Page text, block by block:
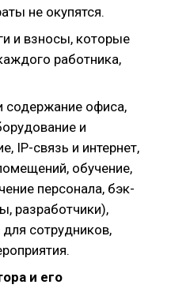
не окупятся.
и взносы, которые
работника,
содержание офиса,
и
IP-связь и интернет,
обучение,
персонала, бэк-
разработчики),
сотрудников,
и его